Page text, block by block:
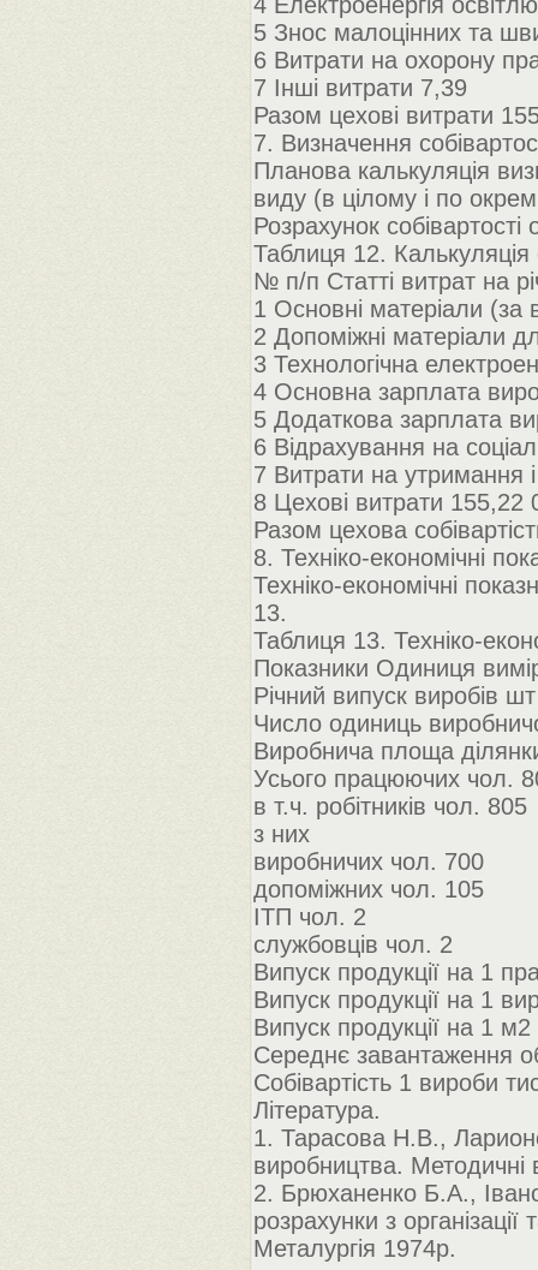
5 Знос малоцінних та
6 Витрати на охорону
7 Інші витрати 7,39
Разом цехові витрати
7. Визначення
Планова калькуляція
виду (в цілому і по
Розрахунок
Таблиця 12. Калькуляція
№ п/п Статті витрат на
1 Основні матеріали
2 Допоміжні матеріали
3 Технологічна
4 Основна зарплата
5 Додаткова зарплата
6 Відрахування на
7 Витрати на утримання
8 Цехові витрати 155,22
Разом цехова
8. Техніко-економічні
Техніко-економічні
13.
Таблиця 13. Техніко-
Показники Одиниця
Річний випуск виробів
Число одиниць
Виробнича площа
Усього працюючих чол.
в т.ч. робітників чол. 805
з них
виробничих чол. 700
допоміжних чол. 105
ІТП чол. 2
службовців чол. 2
Випуск продукції на 1
Випуск продукції на 1
Випуск продукції на 1
Середнє завантаження
Собівартість 1 вироби
Література.
1. Тарасова Н.В.,
виробництва. Методичні
2. Брюханенко Б.А.,
розрахунки з
Металургія 1974р.